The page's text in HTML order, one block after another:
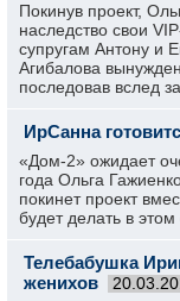
Покинув проект,
наследство свои
супругам Антону и
Агибалова
последовав вслед
ИрСанна
«Дом-2» ожидает
года Ольга
покинет проект
будет делать в
Телебабушка
женихов